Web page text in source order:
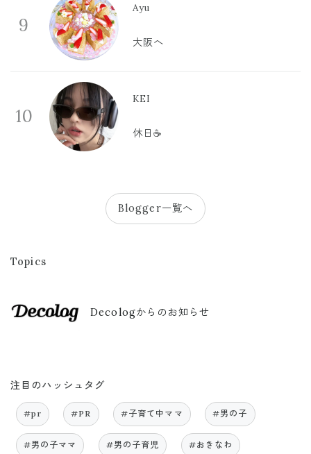
9
Ayu
大阪へ
10
KEI
休日☕️
Blogger一覧へ
Topics
Decologからのお知らせ
注目のハッシュタグ
#pr #PR #子育て中ママ #男の子
#男の子ママ #男の子育児 #おきなわ